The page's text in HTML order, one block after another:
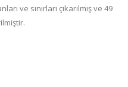
ve sınırları çıkarılmış ve 49